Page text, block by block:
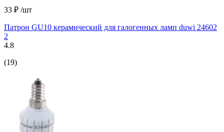
33 ₽ /шт
Патрон GU10 керамический для галогенных ламп duwi 24602
2
4.8
(19)